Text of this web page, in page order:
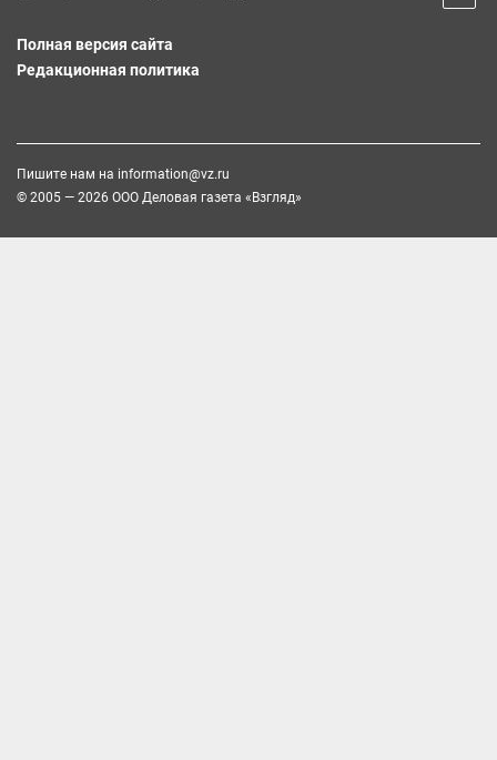
Полная версия сайта
Редакционная политика
Пишите нам на information@vz.ru
© 2005 — 2026 ООО Деловая газета «Взгляд»